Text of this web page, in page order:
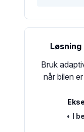
Bruk
når bilen
• I